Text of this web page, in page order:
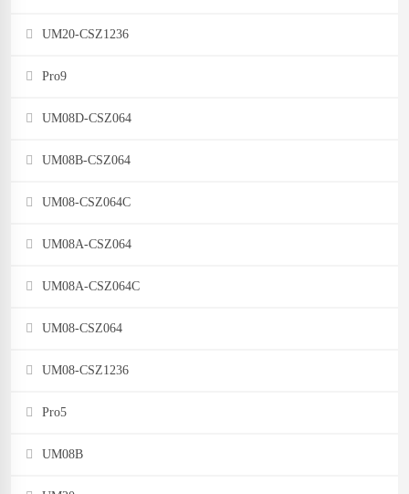
UM20-CSZ1236
Pro9
UM08D-CSZ064
UM08B-CSZ064
UM08-CSZ064C
UM08A-CSZ064
UM08A-CSZ064C
UM08-CSZ064
UM08-CSZ1236
Pro5
UM08B